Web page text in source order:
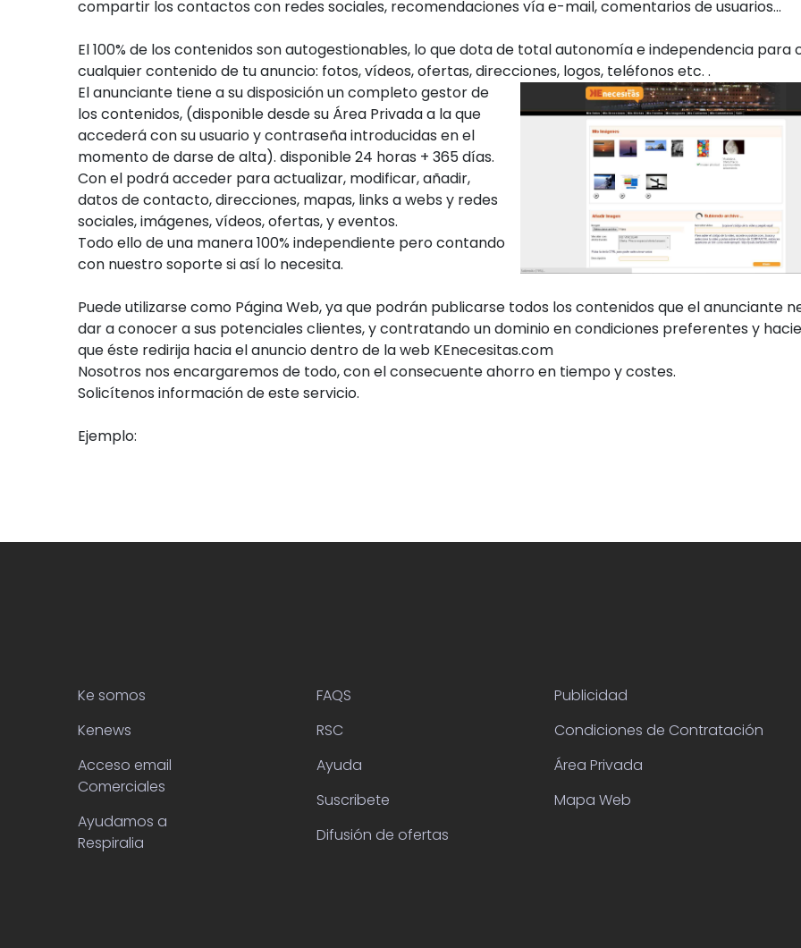
compartir los contactos con redes sociales, recomendaciones vía e-mail, comentarios de usuarios...
El 100% de los contenidos son autogestionables, lo que dota de total autonomía e independencia para
cualquier contenido de tu anuncio: fotos, vídeos, ofertas, direcciones, logos, teléfonos etc. .
El anunciante tiene a su disposición un completo gestor de
los contenidos, (disponible desde su Área Privada a la que
accederá con su usuario y contraseña introducidas en el
momento de darse de alta). disponible 24 horas + 365 días.
Con el podrá acceder para actualizar, modificar, añadir,
datos de contacto, direcciones, mapas, links a webs y redes
sociales, imágenes, vídeos, ofertas, y eventos.
Todo ello de una manera 100% independiente pero contando
con nuestro soporte si así lo necesita.
Puede utilizarse como Página Web, ya que podrán publicarse todos los contenidos que el anunciante
dar a conocer a sus potenciales clientes, y contratando un dominio en condiciones preferentes y
que éste redirija hacia el anuncio dentro de la web KEnecesitas.com
Nosotros nos encargaremos de todo, con el consecuente ahorro en tiempo y costes.
Solicítenos información de este servicio.
Ejemplo:
Ke somos
Kenews
Acceso email
Comerciales
Ayudamos a
Respiralia
FAQS
RSC
Ayuda
Suscribete
Difusión de ofertas
Publicidad
Condiciones de Contratación
Área Privada
Mapa Web